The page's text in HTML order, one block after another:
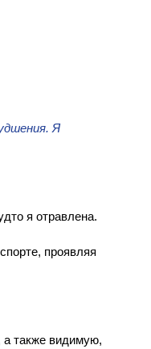
Я
я отравлена.
проявляя
также видимую,